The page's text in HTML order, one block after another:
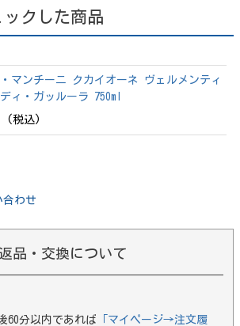
クした商品
・マンチーニ クカイオーネ ヴェルメンティ
ィ・ガッルーラ 750ml
(税込)
合わせ
品・交換について
60分以内であれば 「マイページ→注文履